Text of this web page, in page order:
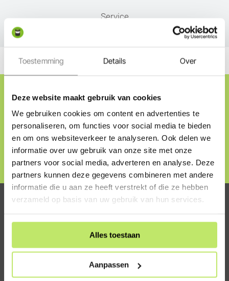
Toestemming Details Over
Deze website maakt gebruik van cookies
We gebruiken cookies om content en advertenties te
personaliseren, om functies voor social media te bieden
en om ons websiteverkeer te analyseren. Ook delen we
informatie over uw gebruik van onze site met onze
partners voor social media, adverteren en analyse. Deze
partners kunnen deze gegevens combineren met andere
informatie die u aan ze heeft verstrekt of die ze hebben
verzameld op basis van uw gebruik van hun services.
Alles toestaan
Aanpassen
Service
Cadeaubon ontvangen?
Schrijf je in op onze nieuwsbrief en ontvang direct
onze welkomstaanbieding, tips & tricks en nieuwtjes
over tuinverlichting.
Direct inschrijven
duurzame tuinverlichting. We leveren het hele jaar uit voorraad